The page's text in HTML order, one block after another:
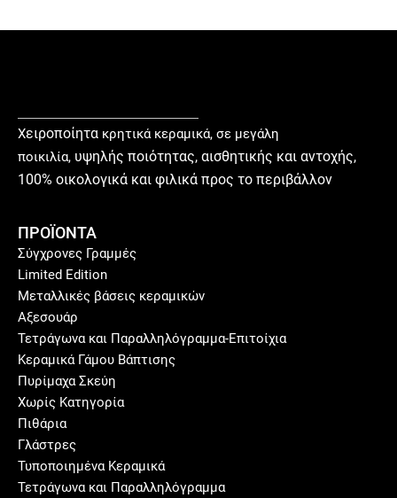
Χειροποίητα κρητικά κεραμικά, σε μεγάλη
ποικιλία, υψηλής ποιότητας, αισθητικής και αντοχής,
100% οικολογικά και φιλικά προς το περιβάλλον
ΠΡΟΪΟΝΤΑ
Σύγχρονες Γραμμές
Limited Edition
Μεταλλικές βάσεις κεραμικών
Αξεσουάρ
Τετράγωνα και Παραλληλόγραμμα-Επιτοίχια
Κεραμικά Γάμου Βάπτισης
Πυρίμαχα Σκεύη
Χωρίς Κατηγορία
Πιθάρια
Γλάστρες
Τυποποιημένα Κεραμικά
Τετράγωνα και Παραλληλόγραμμα